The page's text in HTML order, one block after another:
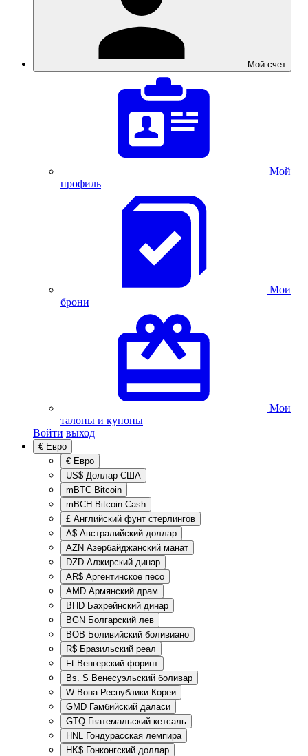
Мой счет
Мой
профиль
Мои
брони
Мои
талоны и купоны
Войти выход
€ Евро
€ Евро
US$ Доллар США
mBTC Bitcoin
mBCH Bitcoin Cash
£ Английский фунт стерлингов
A$ Австралийский доллар
AZN Азербайджанский манат
DZD Алжирский динар
AR$ Аргентинское песо
AMD Армянский драм
BHD Бахрейнский динар
BGN Болгарский лев
BOB Боливийский боливиано
R$ Бразильский реал
Ft Венгерский форинт
Bs. S Венесуэльский боливар
₩ Вона Республики Кореи
GMD Гамбийский даласи
GTQ Гватемальский кетсаль
HNL Гондурасская лемпира
HK$ Гонконгский доллар